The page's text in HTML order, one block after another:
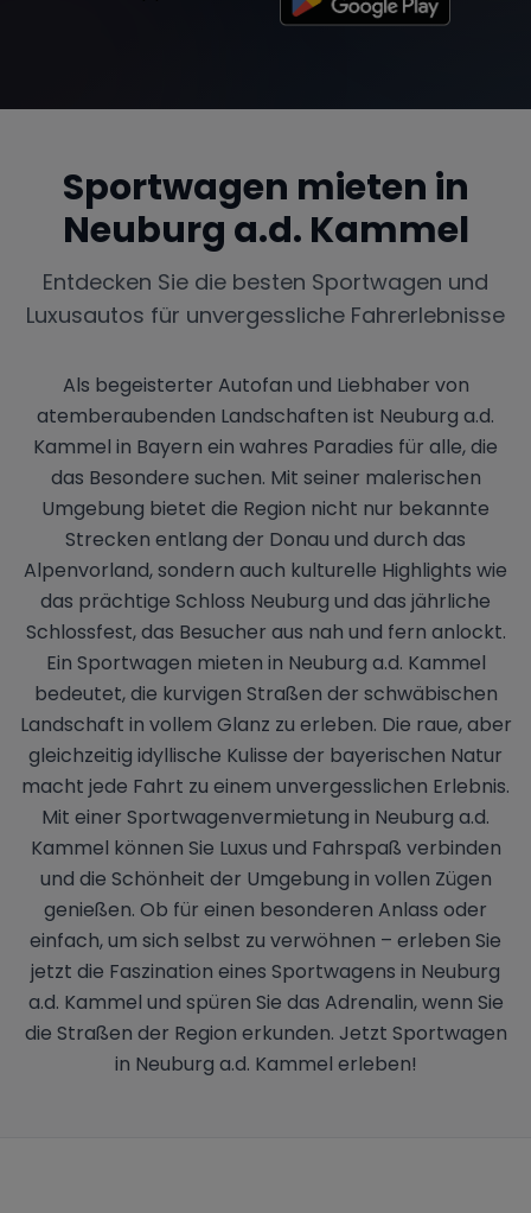
Sportwagen mieten in
Neuburg a.d. Kammel
Entdecken Sie die besten Sportwagen und
Luxusautos für unvergessliche Fahrerlebnisse
Als begeisterter Autofan und Liebhaber von
atemberaubenden Landschaften ist Neuburg a.d.
Kammel in Bayern ein wahres Paradies für alle, die
das Besondere suchen. Mit seiner malerischen
Umgebung bietet die Region nicht nur bekannte
Strecken entlang der Donau und durch das
Alpenvorland, sondern auch kulturelle Highlights wie
das prächtige Schloss Neuburg und das jährliche
Schlossfest, das Besucher aus nah und fern anlockt.
Ein Sportwagen mieten in Neuburg a.d. Kammel
bedeutet, die kurvigen Straßen der schwäbischen
Landschaft in vollem Glanz zu erleben. Die raue, aber
gleichzeitig idyllische Kulisse der bayerischen Natur
macht jede Fahrt zu einem unvergesslichen Erlebnis.
Mit einer Sportwagenvermietung in Neuburg a.d.
Kammel können Sie Luxus und Fahrspaß verbinden
und die Schönheit der Umgebung in vollen Zügen
genießen. Ob für einen besonderen Anlass oder
einfach, um sich selbst zu verwöhnen – erleben Sie
jetzt die Faszination eines Sportwagens in Neuburg
a.d. Kammel und spüren Sie das Adrenalin, wenn Sie
die Straßen der Region erkunden. Jetzt Sportwagen
in Neuburg a.d. Kammel erleben!